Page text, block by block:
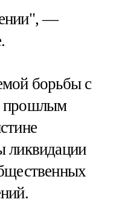
—
борьбы с
прошлым
ликвидации